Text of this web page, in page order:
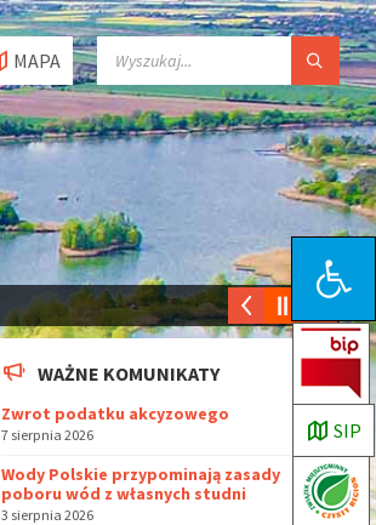
Open toolbar
SIP
MAPA
WAŻNE KOMUNIKATY
Zwrot podatku akcyzowego
7 sierpnia 2026
Wody Polskie przypominają zasady
poboru wód z własnych studni
3 sierpnia 2026